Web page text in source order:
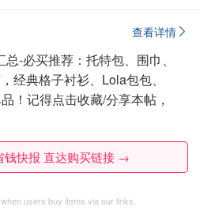
查看详情
-必买推荐：托特包、围巾、
经典格子衬衫、Lola包包、
！ 记得点击收藏/分享本帖，
钱快报 直达购买链接 →
users buy items via our links.